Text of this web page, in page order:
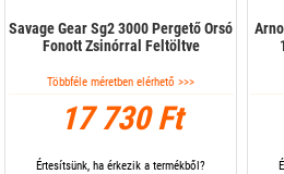
Savage Gear Sg2 3000 Pergető Orsó
Fonott Zsinórral Feltöltve
Többféle méretben elérhető >>>
17 730 Ft
Értesítsünk, ha érkezik a termékből?